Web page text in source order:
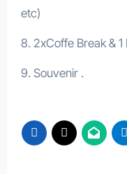
etc)
8. 2xCoffe Break & 1
9. Souvenir .